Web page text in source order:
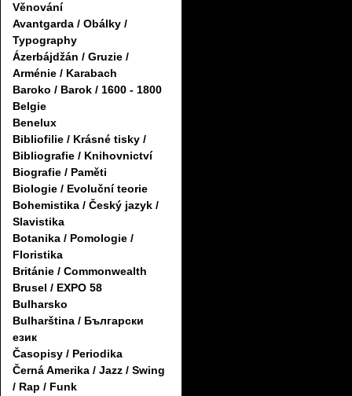
Věnování
Avantgarda / Obálky /
Typography
Ázerbájdžán / Gruzie /
Arménie / Karabach
Baroko / Barok / 1600 - 1800
Belgie
Benelux
Bibliofilie / Krásné tisky /
Bibliografie / Knihovnictví
Biografie / Paměti
Biologie / Evoluční teorie
Bohemistika / Český jazyk /
Slavistika
Botanika / Pomologie /
Floristika
Británie / Commonwealth
Brusel / EXPO 58
Bulharsko
Bulharština / Български
език
Časopisy / Periodika
Černá Amerika / Jazz / Swing
/ Rap / Funk